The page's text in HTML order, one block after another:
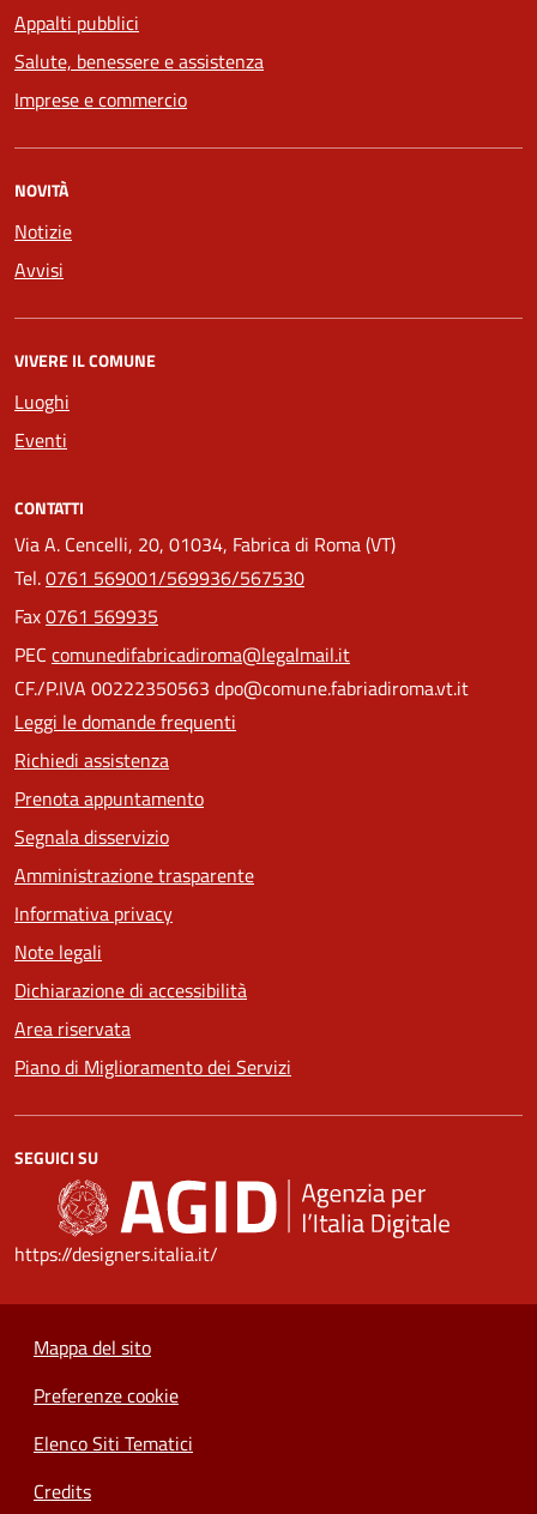
Appalti pubblici
Salute, benessere e assistenza
Imprese e commercio
NOVITÀ
Notizie
Avvisi
VIVERE IL COMUNE
Luoghi
Eventi
CONTATTI
Via A. Cencelli, 20, 01034, Fabrica di Roma (VT)
Tel.0761 569001/569936/567530
Fax0761 569935
PEC comunedifabricadiroma@legalmail.it
CF./P.IVA 00222350563 dpo@comune.fabriadiroma.vt.it
Leggi le domande frequenti
Richiedi assistenza
Prenota appuntamento
Segnala disservizio
Amministrazione trasparente
Informativa privacy
Note legali
Dichiarazione di accessibilità
Area riservata
Piano di Miglioramento dei Servizi
SEGUICI SU
https://designers.italia.it/
Mappa del sito
Preferenze cookie
Elenco Siti Tematici
Credits